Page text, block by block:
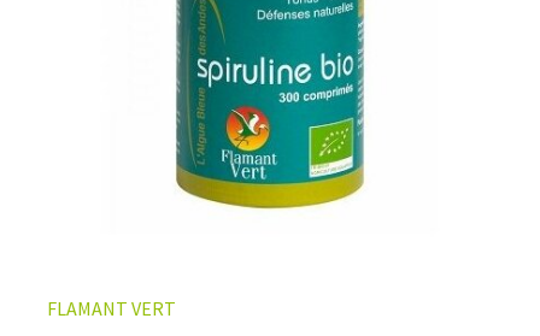
- culture à l’eau de mer permettant un enrichissement
en minéraux et oligo-éléments
- extraction à froid garantissant le maintien des
DÉTOXIFIEZ ET REVITALISEZ VOUS AVEC LA
SPIRULINE BIO POUDRE
FLAMANT VERT